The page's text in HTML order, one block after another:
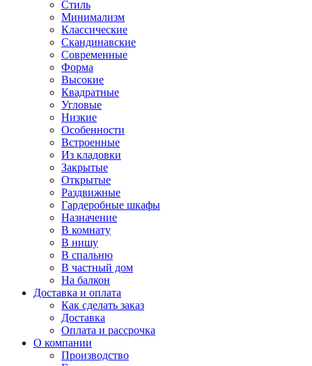
Стиль
Минимализм
Классические
Скандинавские
Современные
Форма
Высокие
Квадратные
Угловые
Низкие
Особенности
Встроенные
Из кладовки
Закрытые
Открытые
Раздвижные
Гардеробные шкафы
Назначение
В комнату
В нишу
В спальню
В частный дом
На балкон
Доставка и оплата
Как сделать заказ
Доставка
Оплата и рассрочка
О компании
Производство